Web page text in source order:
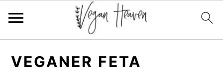
VEGANER FETA